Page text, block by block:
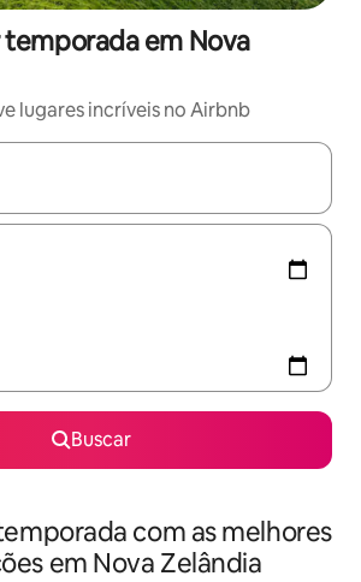
em Nova
lugares incríveis no Airbnb
estiverem disponíveis, explore-os
Buscar
com as melhores
em Nova Zelândia